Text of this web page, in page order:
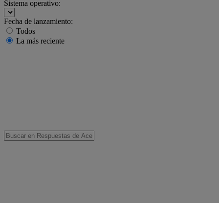
Sistema operativo:
Fecha de lanzamiento:
Todos
La más reciente